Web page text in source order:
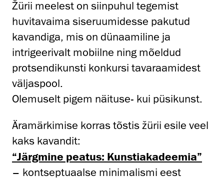
Žürii meelest on siinpuhul tegemist
huvitavaima siseruumidesse pakutud
kavandiga, mis on dünaamiline ja
intrigeerivalt mobiilne ning mõeldud
protsendikunsti konkursi tavaraamidest
väljaspool.
Olemuselt pigem näituse- kui püsikunst.
Äramärkimise korras tõstis žürii esile veel
kaks kavandit:
“Järgmine peatus: Kunstiakadeemia”
– kontseptuaalse minimalismi eest